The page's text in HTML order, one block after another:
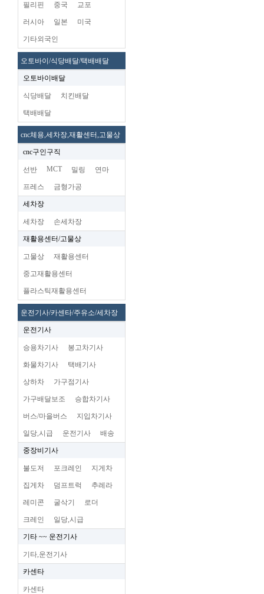
필리핀 중국 교포
러시아 일본 미국
기타외국인
오토바이/식당배달/택배배달
오토바이배달
식당배달 치킨배달
택배배달
cnc체용,세차장,재활센터,고물상
cnc구인구직
선반 MCT 밀링 연마
프레스 금형가공
세차장
세차장 손세차장
재활용센터/고물상
고물상 재활용센터
중고재활용센터
플라스틱재활용센터
운전기사/카센타/주유소/세차장
운전기사
승용차기사 봉고차기사
화물차기사 택배기사
상하차 가구점기사
가구배달보조 승합차기사
버스/마을버스 지입차기사
일당,시급 운전기사 배송
중장비기사
불도저 포크레인 지게차
집게차 덤프트럭 추레라
레미콘 굴삭기 로더
크레인 일당,시급
기타 ~~ 운전기사
기타,운전기사
카센타
카센타